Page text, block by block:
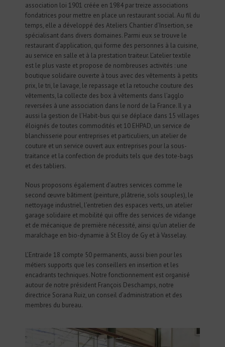
association loi 1901 créée en 1984 par treize associations
fondatrices pour mettre en place un restaurant social. Au fil du
temps, elle a développé des Ateliers Chantier d’Insertion, se
spécialisant dans divers domaines. Parmi eux se trouve le
restaurant d’application, qui forme des personnes à la cuisine,
au service en salle et à la prestation traiteur. L’atelier textile
est le plus vaste et propose de nombreuses activités : une
boutique solidaire ouverte à tous avec des vêtements à petits
prix, le tri, le lavage, le repassage et la retouche couture des
vêtements, la collecte des box à vêtements dans l’agglo
reversées à une association dans le nord de la France. Il y a
aussi la gestion de l’Habit-bus qui se déplace dans 15 villages
éloignés de toutes commodités et 10 EHPAD, un service de
blanchisserie pour entreprises et particuliers, un atelier de
couture et un service ouvert aux entreprises pour la sous-
traitance et la confection de produits tels que des tote-bags
et des tabliers.
Nous proposons également d’autres services comme le
second œuvre bâtiment (peinture, plâtrerie, sols souples), le
nettoyage industriel, l’entretien des espaces verts, un atelier
garage solidaire et mobilité qui offre des services de vidange
et de mécanique de première nécessité, ainsi qu’un atelier de
maraîchage en bio-dynamie à St Eloy de Gy et à Vasselay.
L’Entraide 18 compte 50 permanents, aussi bien pour les
métiers supports que les conseillers en insertion et les
encadrants techniques. Notre fonctionnement est organisé
autour de notre président François Deschamps, notre
directrice Sorana Ruiz, un conseil d’administration et des
membres du bureau.